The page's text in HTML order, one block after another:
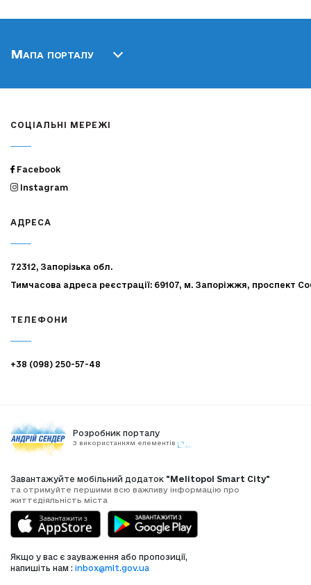
Мапа порталу
СОЦІАЛЬНІ МЕРЕЖІ
Facebook
Instagram
АДРЕСА
72312, Запорізька обл.
Тимчасова адреса реєстрації: 69107, м. Запоріжжя, проспект
ТЕЛЕФОНИ
+38 (098) 250-57-48
Розробник порталу
З використанням елементів
Завантажуйте мобільний додаток "Melitopol Smart City"
та отримуйте першими всю важливу інформацію про
життєдіяльність міста
Якщо у вас є зауваження або пропозиції,
напишіть нам : inbox@mlt.gov.ua